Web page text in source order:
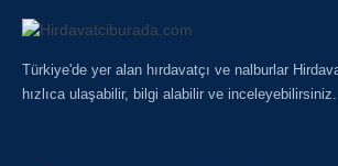
Türkiye'de yer alan hırdavatçı ve nalburlar
hızlıca ulaşabilir, bilgi alabilir ve inceleyebilirsiniz.